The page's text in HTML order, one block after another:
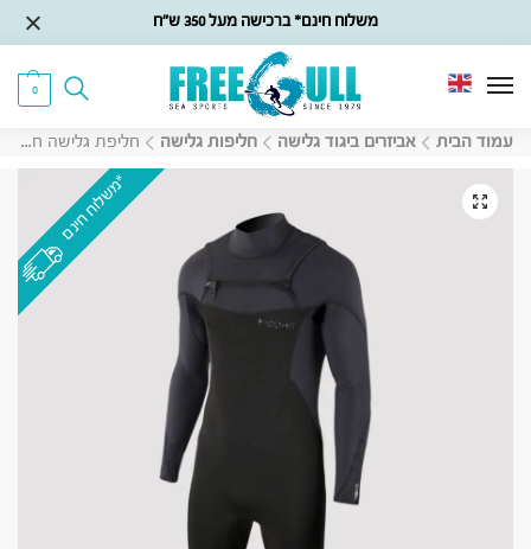
משלוח חינם* ברכישה מעל 350 ש״ח
0
עמוד הבית אביזרים ביגוד גלישה חליפות גלישה חליפת גלישה חצי ארוכה Predator Sunset Freezip 3/2